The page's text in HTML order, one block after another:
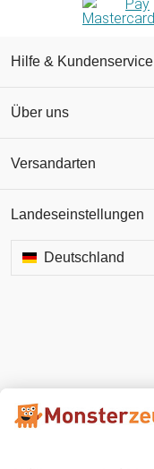
Hilfe & Kundenservice
Über uns
Versandarten
Landeseinstellungen
Deutschland